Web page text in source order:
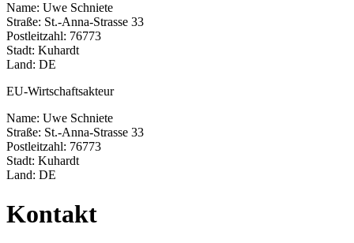
Name: Uwe Schniete
Straße: St.-Anna-Strasse 33
Postleitzahl: 76773
Stadt: Kuhardt
Land: DE
EU-Wirtschaftsakteur
Name: Uwe Schniete
Straße: St.-Anna-Strasse 33
Postleitzahl: 76773
Stadt: Kuhardt
Land: DE
Kontakt